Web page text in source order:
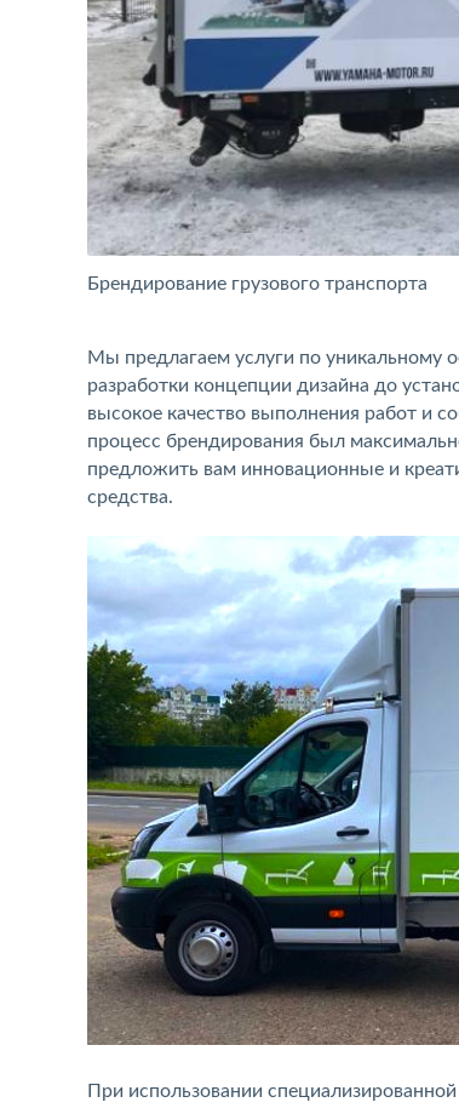
Брендирование грузового транспорта
Мы предлагаем услуги по уникальному
разработки концепции дизайна до
высокое качество выполнения работ и
процесс брендирования был
предложить вам инновационные и
средства.
При использовании